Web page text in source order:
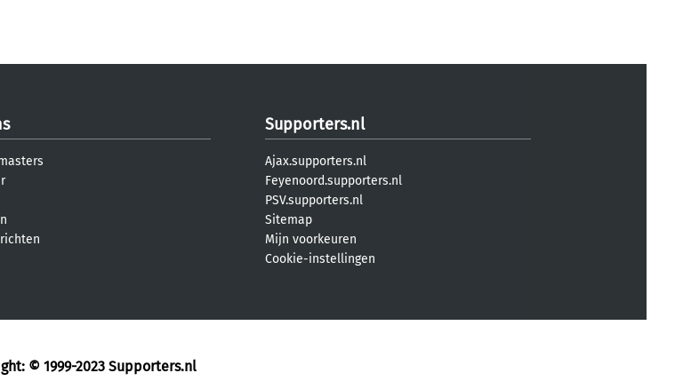
Supporters.nl
Ajax.supporters.nl
Feyenoord.supporters.nl
PSV.supporters.nl
Sitemap
Mijn voorkeuren
Cookie-instellingen
© 1999-2023 Supporters.nl